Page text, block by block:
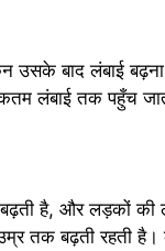
बाद लंबाई
लंबाई तक पहुँच
है, और लड़कों
तक बढ़ती रहती